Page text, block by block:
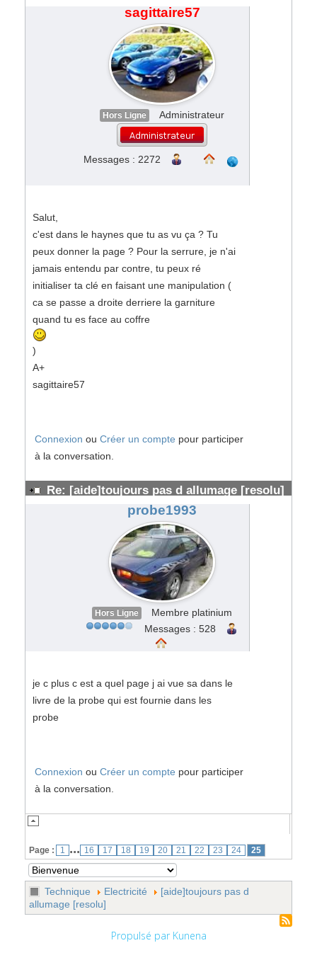
sagittaire57
Hors Ligne Administrateur
Messages : 2272
Salut,
c'est dans le haynes que tu as vu ça ? Tu
peux donner la page ? Pour la serrure, je n'ai
jamais entendu par contre, tu peux ré
initialiser ta clé en faisant une manipulation (
ca se passe a droite derriere la garniture
quand tu es face au coffre
)
A+
sagittaire57
Connexion ou Créer un compte pour participer
à la conversation.
Re: [aide]toujours pas d allumage [resolu]
probe1993
Hors Ligne
Membre platinium
Messages : 528
je c plus c est a quel page j ai vue sa dans le
livre de la probe qui est fournie dans les
probe
Connexion ou Créer un compte pour participer
à la conversation.
Page : 1 ... 16 17 18 19 20 21 22 23 24 25
Technique Electricité
[aide]toujours pas d
allumage [resolu]
Propulsé par Kunena